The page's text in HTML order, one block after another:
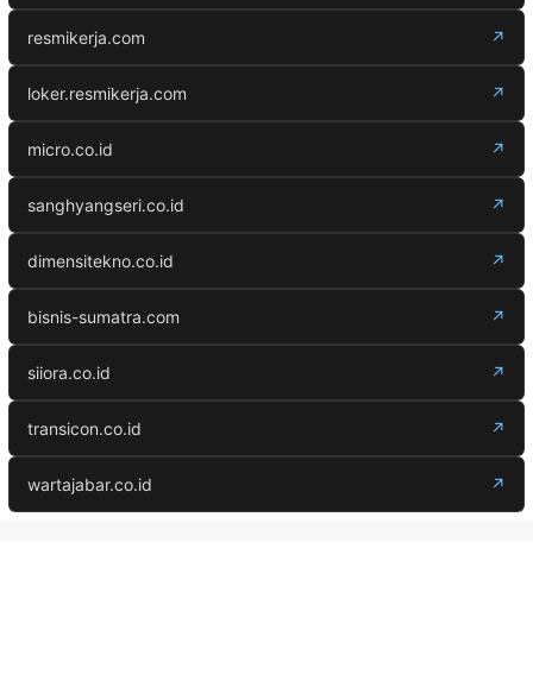
resmikerja.com ↗
loker.resmikerja.com ↗
micro.co.id ↗
sanghyangseri.co.id ↗
dimensitekno.co.id ↗
bisnis-sumatra.com ↗
siiora.co.id ↗
transicon.co.id ↗
wartajabar.co.id ↗